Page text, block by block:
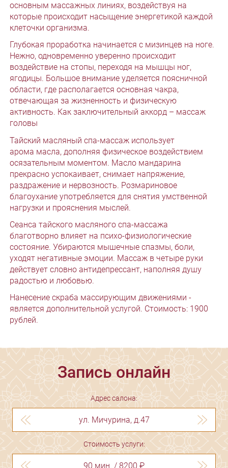
основным массажных линиях, воздействуя на
которые происходит насыщение энергетикой каждой
клеточки организма.
Глубокая проработка начинается с мизинцев на ноге.
Нежно, одновременно уверенно происходит
воздействие на стопы, переходя на мышцы ног,
ягодицы. Большое внимание уделяется поясничной
области, где располагается основная чакра,
отвечающая за жизненность и физическую
активность. Как заключительный аккорд – массаж
головы
Тайский масляный спа-массаж использует
арома масла, дополняя физическое воздействием
осязательным моментом. Масло мандарина
прекрасно успокаивает, снимает напряжение,
раздражение и нервозность. Розмариновое
благоухание употребляется для снятия умственной
нагрузки и прояснения мыслей.
Сеанса тайского масляного спа-массажа
благотворно влияет на психо-физиологические
состояние. Убираются мышечные спазмы, боли,
уходят негативные эмоции. Массаж в четыре руки
действует словно антидепрессант, наполняя душу
радостью и любовью.
Нанесение скраба массирующим движениями -
является дополнительной услугой. Стоимость: 1900
рублей.
Запись онлайн
Адрес салона:
ул. Мичурина, д.47
Стоимость услуги:
90 мин. / 8200 ₽